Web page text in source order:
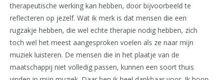
therapeutische werking kan hebben, door bijvoorbeeld te
reflecteren op jezelf. Wat ik merk is dat mensen die een
rugzakje hebben, die wel echte therapie nodig hebben, zich
toch wel het meest aangesproken voelen als ze naar mijn
muziek luisteren. De mensen die in het plaatje van de
maatschappij niet volledig passen, kunnen een soort thuis